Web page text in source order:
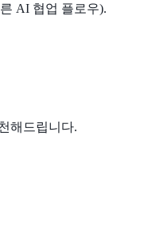
AI 협업 플로우).
해드립니다.